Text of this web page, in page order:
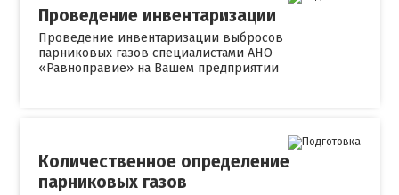
Проведение инвентаризации
Проведение инвентаризации выбросов
парниковых газов специалистами АНО
«Равноправие» на Вашем предприятии
Количественное определение
парниковых газов